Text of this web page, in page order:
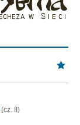
(cz. II)